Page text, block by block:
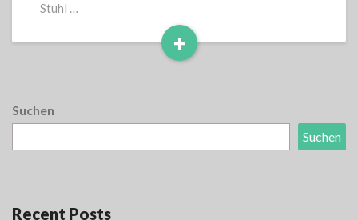
Stuhl …
+
Read
Suchen
Suchen
Recent Posts